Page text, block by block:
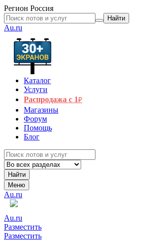
Регион Россия
Найти
Au.ru
Каталог
Услуги
Распродажа с 1₽
Магазины
Форум
Помощь
Блог
Найти
Меню
Au.ru
Au.ru
Разместить
Разместить